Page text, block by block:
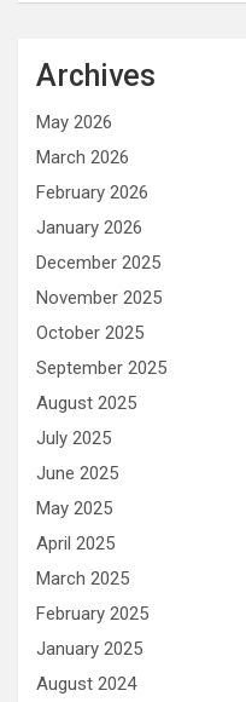
Archives
May 2026
March 2026
February 2026
January 2026
December 2025
November 2025
October 2025
September 2025
August 2025
July 2025
June 2025
May 2025
April 2025
March 2025
February 2025
January 2025
August 2024